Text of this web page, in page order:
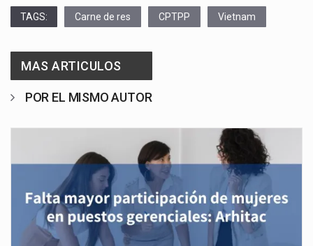
TAGS: Carne de res CPTPP Vietnam
MAS ARTICULOS
POR EL MISMO AUTOR